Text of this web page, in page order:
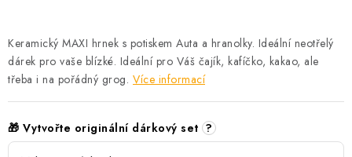
Keramický MAXI hrnek s potiskem Auta a hranolky. Ideální neotřelý
dárek pro vaše blízké. Ideální pro Váš čajík, kafíčko, kakao, ale
třeba i na pořádný grog. Více informací
🎁 Vytvořte originální dárkový set ?